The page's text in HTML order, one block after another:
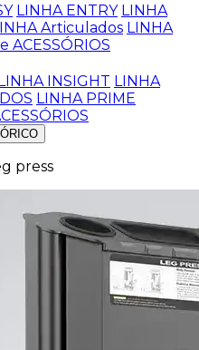
LINHA ENTRY LINHA
Articulados LINHA
ACESSÓRIOS
INSIGHT LINHA
LINHA PRIME
press